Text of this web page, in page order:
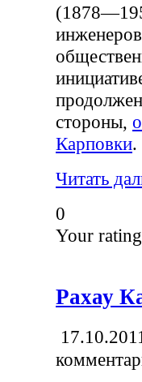
стороны,
Карповки.
Читать
0
Your
Рахау
17.10.2011